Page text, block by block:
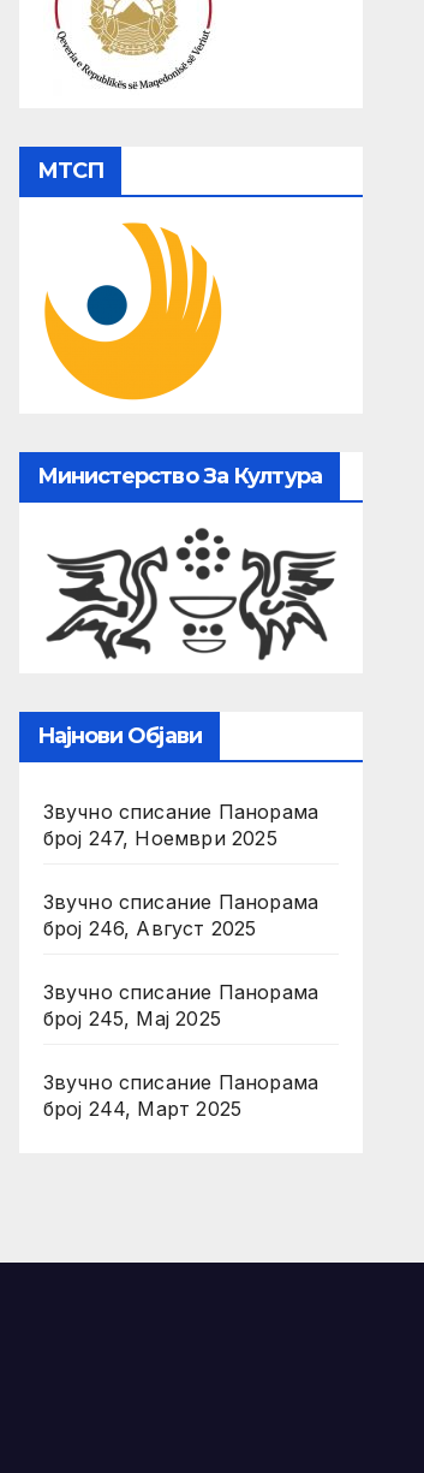
МТСП
Министерство За Култура
Најнови Објави
Звучно списание Панорама
број 247, Ноември 2025
Звучно списание Панорама
број 246, Август 2025
Звучно списание Панорама
број 245, Мај 2025
Звучно списание Панорама
број 244, Март 2025